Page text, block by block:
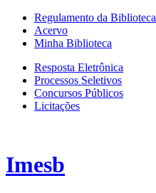
Regulamento da Biblioteca
Acervo
Minha Biblioteca
Resposta Eletrônica
Processos Seletivos
Concursos Públicos
Licitações
Imesb